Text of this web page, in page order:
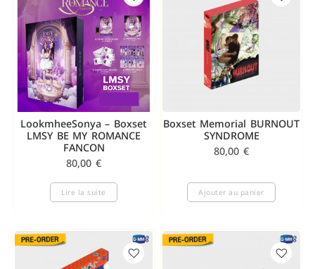
LookmheeSonya – Boxset
LMSY BE MY ROMANCE
FANCON
80,00 €
Lire la suite
Boxset Memorial BURNOUT
SYNDROME
80,00 €
Ajouter au panier